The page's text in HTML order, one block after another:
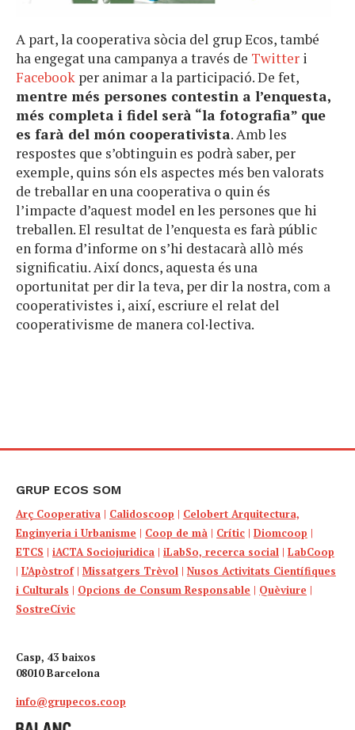
A part, la cooperativa sòcia del grup Ecos, també
ha engegat una campanya a través de Twitter i
Facebook per animar a la participació. De fet,
mentre més persones contestin a l’enquesta,
més completa i fidel serà “la fotografia” que
es farà del món cooperativista. Amb les
respostes que s’obtinguin es podrà saber, per
exemple, quins són els aspectes més ben valorats
de treballar en una cooperativa o quin és
l’impacte d’aquest model en les persones que hi
treballen. El resultat de l’enquesta es farà públic
en forma d’informe on s’hi destacarà allò més
significatiu. Així doncs, aquesta és una
oportunitat per dir la teva, per dir la nostra, com a
cooperativistes i, així, escriure el relat del
cooperativisme de manera col·lectiva.
GRUP ECOS SOM
Arç Cooperativa | Calidoscoop | Celobert Arquitectura,
Enginyeria i Urbanisme | Coop de mà | Crític | Diomcoop |
ETCS | iACTA Sociojuridica | iLabSo, recerca social | LabCoop
| L’Apòstrof| Missatgers Trèvol | Nusos Activitats Científiques
i Culturals | Opcions de Consum Responsable | Quèviure |
SostreCívic
Casp, 43 baixos
08010 Barcelona
info@grupecos.coop